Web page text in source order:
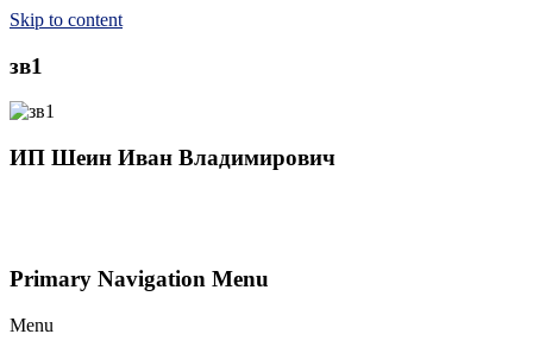
Skip to content
зв1
ИП Шеин Иван Владимирович
Primary Navigation Menu
Menu